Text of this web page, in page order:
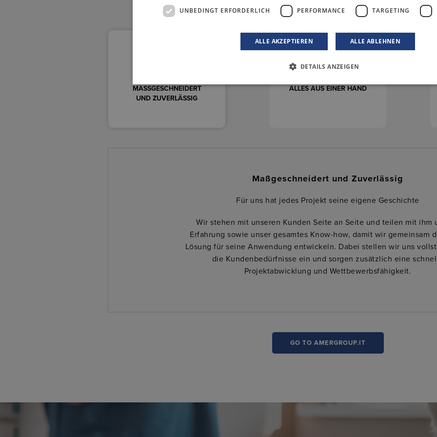
MASSGESCHNEIDERT
UND ZUVERLÄSSIG
ALLES AUS EINER HAND
Maßgeschneidert und Zuverlässig
Für uns hat jedes Projekt seine eigene Geschichte
Wir stehen mit unseren Kunden Seite an Seite und teilen mit ihm
Erfahrung sowie unser gesamtes Know-how, damit wir gemeinsam
Lösung für seine Anwendung entwickeln. Dabei stellen wir uns
die Kundenbedürfnisse ein und sorgen zusätzlich eine
Projektabwicklung und Wettbewerbsfähigkeit.
GO TO AMERGROUP.IT
UNBEDINGT ERFORDERLICH PERFORMANCE TARGETING
ALLE AKZEPTIEREN ALLE ABLEHNEN
DETAILS ANZEIGEN